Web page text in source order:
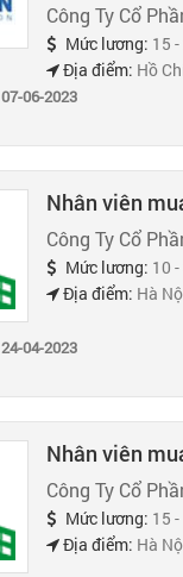
Công Ty Cổ
Mức lương: 15
Địa điểm: Hồ
07-06-2023
Nhân viên
Công Ty Cổ
Mức lương: 10
Địa điểm: Hà
24-04-2023
Nhân viên
Công Ty Cổ
Mức lương: 15
Địa điểm: Hà